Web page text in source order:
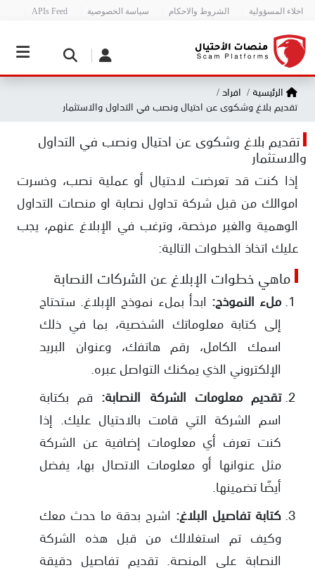
اخلاء المسؤولية الشروط والاحكام سياسة الخصوصية APIs Feed
الرئيسية
افراد
تقديم بلاغ وشكوى عن احتيال ونصب في التداول والاستثمار
تقديم بلاغ وشكوى عن احتيال ونصب في التداول
والاستثمار
إذا كنت قد تعرضت لاحتيال أو عملية نصب، وخسرت
اموالك من قبل شركة تداول نصابة او منصات التداول
الوهمية والغير مرخصة، وترغب في الإبلاغ عنهم، يجب
عليك اتخاذ الخطوات التالية:
ماهي خطوات الإبلاغ عن الشركات النصابة
ملء النموذج: ابدأ بملء نموذج الإبلاغ. ستحتاج
إلى كتابة معلوماتك الشخصية، بما في ذلك
اسمك الكامل، رقم هاتفك، وعنوان البريد
الإلكتروني الذي يمكنك التواصل عبره.
تقديم معلومات الشركة النصابة: قم بكتابة
اسم الشركة التي قامت بالاحتيال عليك. إذا
كنت تعرف أي معلومات إضافية عن الشركة
مثل عنوانها أو معلومات الاتصال بها، يفضل
أيضًا تضمينها.
كتابة تفاصيل البلاغ: اشرح بدقة ما حدث معك
وكيف تم استغلالك من قبل هذه الشركة
النصابة على المنصة. تقديم تفاصيل دقيقة